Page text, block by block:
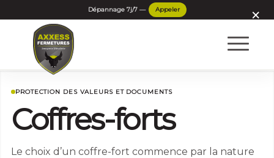
PROTECTION DES VALEURS ET DOCUMENTS
Coffres-forts
Le choix d’un coffre-fort commence par la nature
×